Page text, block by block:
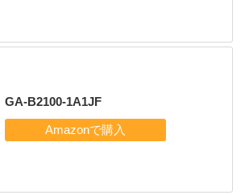
GA-B2100-1A1JF